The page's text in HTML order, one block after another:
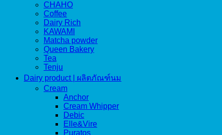
CHAHO
Coffee
Dairy Rich
KAWAMI
Matcha powder
Queen Bakery
Tea
Tenju
Dairy product | ผลิตภัณฑ์นม
Cream
Anchor
Cream Whipper
Debic
Elle&Vire
Puratos